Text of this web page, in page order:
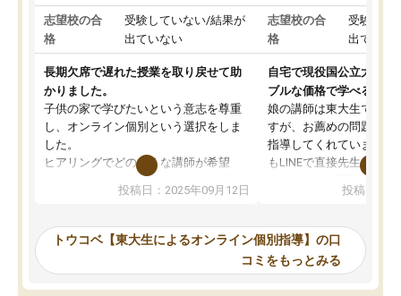
志望校の合
格
受験していない/結果が
出ていない
長期欠席で遅れた授業を取り戻せて助
かりました。
子供の家で学びたいという意志を尊重
し、オンライン個別という選択をしま
した。
ヒアリングでどのような講師が希望
か、オプションは付帯するかなど選ぶ
事が出来ました。
ーティングを行い、その講師で良いか
見てから講師を決定する事ができま
す。
投稿日：2025年09月12日
志望校の合
格
受験して
出ていな
自宅で現役国公立大学生
ブルな価格で学べる
娘の講師は東大生では無
すが、お薦めの問題集や
指導してくれています。
もLINEで直接先生に質問
めれるので、個人に合
いなのがあり(有料)、受
ことをどんなスケジュー
くか相談したのですが、
ち期待したものではなく
投稿日：
トウコベ【東大生によるオンライン個別指導】の口
コミをもっとみる